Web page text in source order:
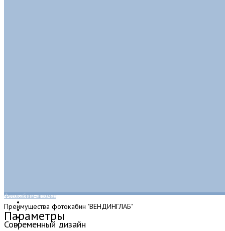
Фотокабина-автомат
Параметры
Преимущества фотокабин "ВЕНДИНГЛАБ"
Современный дизайн